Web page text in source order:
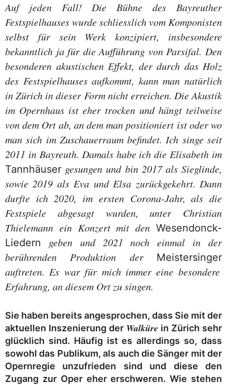
Auf jeden Fall! Die Bühne des Bayreuther
Festspielhauses wurde schliesslich vom Komponisten
selbst für sein Werk konzipiert, insbesondere
bekanntlich ja für die Aufführung von Parsifal. Den
besonderen akustischen Effekt, der durch das Holz
des Festspielhauses aufkommt, kann man natürlich
in Zürich in dieser Form nicht erreichen. Die Akustik
im Opernhaus ist eher trocken und hängt teilweise
von dem Ort ab, an dem man positioniert ist oder wo
man sich im Zuschauerraum befindet. Ich singe seit
2011 in Bayreuth. Damals habe ich die Elisabeth im
Tannhäuser gesungen und bin 2017 als Sieglinde,
sowie 2019 als Eva und Elsa zurückgekehrt. Dann
durfte ich 2020, im ersten Corona-Jahr, als die
Festspiele abgesagt wurden, unter Christian
Thielemann ein Konzert mit den Wesendonck-
Liedern geben und 2021 noch einmal in der
berührenden Produktion der Meistersinger
auftreten. Es war für mich immer eine besondere
Erfahrung, an diesem Ort zu singen.
Sie haben bereits angesprochen, dass Sie mit der
aktuellen Inszenierung der Walküre in Zürich sehr
glücklich sind. Häufig ist es allerdings so, dass
sowohl das Publikum, als auch die Sänger mit der
Opernregie unzufrieden sind und diese den
Zugang zur Oper eher erschweren. Wie stehen